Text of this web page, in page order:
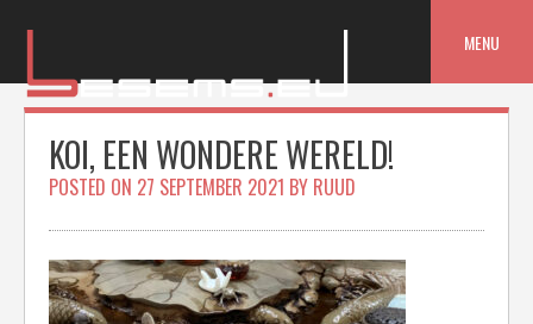
MENU
KOI, EEN WONDERE WERELD!
POSTED ON 27 SEPTEMBER 2021 BY RUUD